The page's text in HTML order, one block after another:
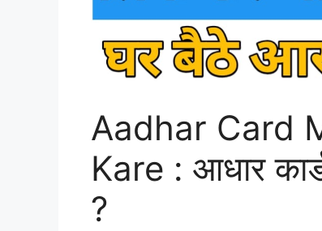
Aadhar Card
Kare : आधार
?